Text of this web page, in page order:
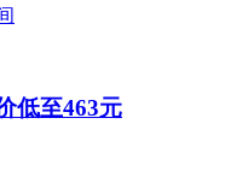
低至463元